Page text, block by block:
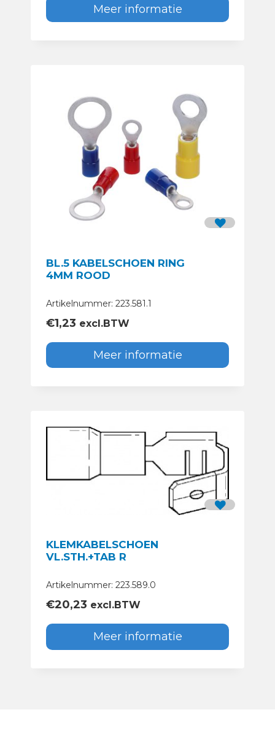
Meer informatie
BL.5 KABELSCHOEN RING
4MM ROOD
Artikelnummer: 223.581.1
€1,23 excl.BTW
Meer informatie
KLEMKABELSCHOEN
VL.STH.+TAB R
Artikelnummer: 223.589.0
€20,23 excl.BTW
Meer informatie